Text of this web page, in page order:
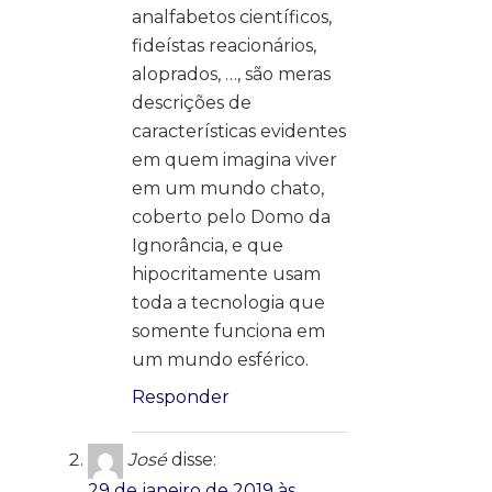
analfabetos científicos,
fideístas reacionários,
aloprados, …, são meras
descrições de
características evidentes
em quem imagina viver
em um mundo chato,
coberto pelo Domo da
Ignorância, e que
hipocritamente usam
toda a tecnologia que
somente funciona em
um mundo esférico.
Responder
José disse: